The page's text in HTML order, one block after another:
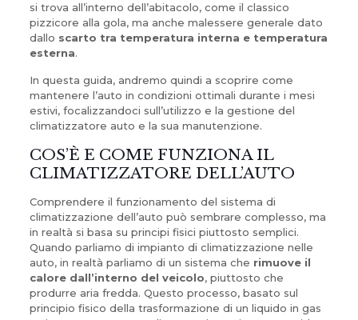
si trova all’interno dell’abitacolo, come il classico
pizzicore alla gola, ma anche malessere generale dato
dallo scarto tra temperatura interna e temperatura
esterna.
In questa guida, andremo quindi a scoprire come
mantenere l’auto in condizioni ottimali durante i mesi
estivi, focalizzandoci sull’utilizzo e la gestione del
climatizzatore auto e la sua manutenzione.
COS’È E COME FUNZIONA IL
CLIMATIZZATORE DELL’AUTO
Comprendere il funzionamento del sistema di
climatizzazione dell’auto può sembrare complesso, ma
in realtà si basa su principi fisici piuttosto semplici.
Quando parliamo di impianto di climatizzazione nelle
auto, in realtà parliamo di un sistema che rimuove il
calore dall’interno del veicolo, piuttosto che
produrre aria fredda. Questo processo, basato sul
principio fisico della trasformazione di un liquido in gas